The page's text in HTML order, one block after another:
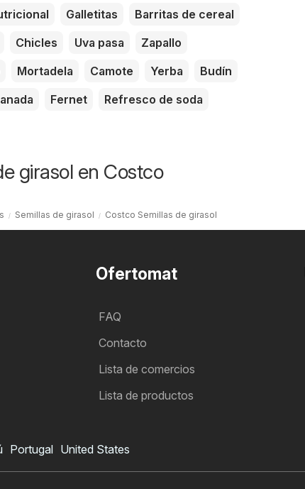
Galletitas
Barritas de cereal
Chicles Uva pasa
Zapallo
Mortadela Camote Yerba
Budín
Fernet
Refresco de soda
girasol en Costco
Semillas de girasol Costco Semillas de girasol
Ofertomat
FAQ
Contacto
Lista de comercios
Lista de productos
Portugal United States